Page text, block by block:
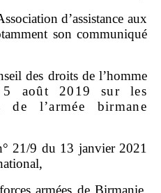
d’assistance aux
son communiqué
des droits de l’homme
5 août
2019 sur les
de l’armée birmane
21/9 du 13 janvier 2021
armées de Birmanie,